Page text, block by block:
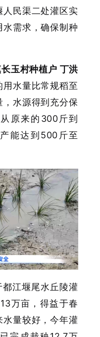
民渠二处灌区实
需求，确保制种
玉村种植户 丁洪
用水量比常规稻至
水源得到充分保
原来的300斤到
能达到500斤至
江堰尾水丘陵灌
万亩，得益于春
量较好，今年灌